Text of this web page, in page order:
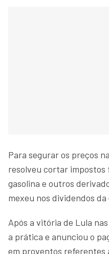
Para segurar os preços
resolveu cortar impostos
gasolina e outros
mexeu nos dividendos
Após a vitória de Lula
a prática e anunciou o
em proventos referentes